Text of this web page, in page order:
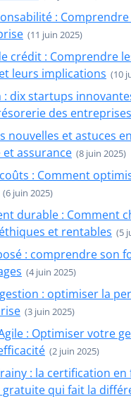
:
(11 juin 2025)
crédit : Comprendre
leurs implications (10
: dix startups
des entreprises
nouvelles et astuces
assurance (8 juin 2025)
: Comment
(6 juin 2025)
durable : Comment
et rentables (5
: comprendre son
(4 juin 2025)
: optimiser la
(3 juin 2025)
: Optimiser votre
(2 juin 2025)
: la certification en
qui fait la